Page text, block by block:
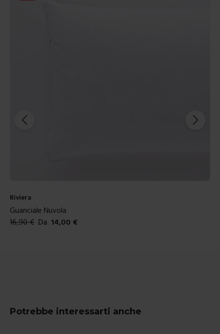
Parure Copripiumino in Raso Aqua
209,00
Potrebbe interessarti anche